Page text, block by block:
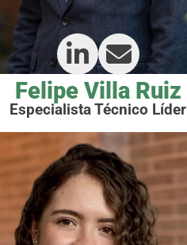
Felipe Villa Ruiz
Especialista Técnico Líder